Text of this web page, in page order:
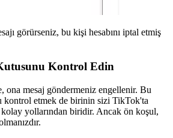
görürseniz, bu kişi hesabını iptal etmiş
Kontrol Edin
ona mesaj göndermeniz engellenir. Bu
kontrol etmek de birinin sizi TikTok'ta
yollarından biridir. Ancak ön koşul,